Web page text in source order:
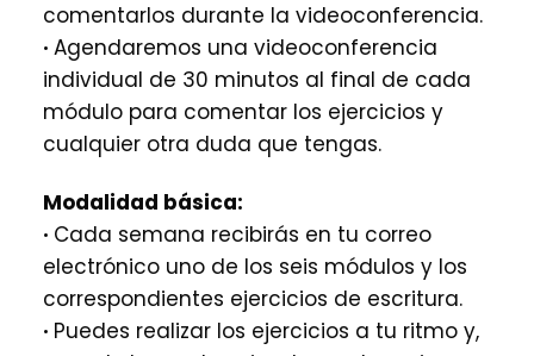
comentarlos durante la videoconferencia.
· Agendaremos una videoconferencia
individual de 30 minutos al final de cada
módulo para comentar los ejercicios y
cualquier otra duda que tengas.
Modalidad básica:
· Cada semana recibirás en tu correo
electrónico uno de los seis módulos y los
correspondientes ejercicios de escritura.
· Puedes realizar los ejercicios a tu ritmo y,